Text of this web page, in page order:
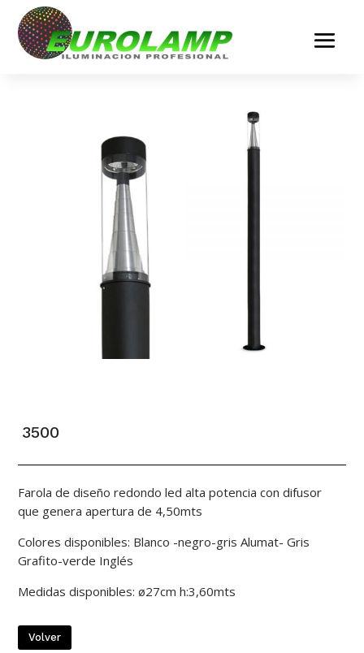
3500
Farola de diseño redondo led alta potencia con difusor
que genera apertura de 4,50mts
Colores disponibles: Blanco -negro-gris Alumat- Gris
Grafito-verde Inglés
Medidas disponibles: ø27cm h:3,60mts
Volver